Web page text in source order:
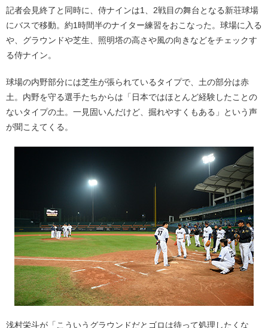
記者会見終了と同時に、侍ナインは1、2戦目の舞台となる新荘球場
にバスで移動。約1時間半のナイター練習をおこなった。球場に入る
や、グラウンドや芝生、照明塔の高さや風の向きなどをチェックす
る侍ナイン。
球場の内野部分には芝生が張られているタイプで、土の部分は赤
土。内野を守る選手たちからは「日本ではほとんど経験したことの
ないタイプの土。一見固いんだけど、掘れやすくもある」という声
が聞こえてくる。
浅村栄斗が「こういうグラウンドだとゴロは待って処理したくな